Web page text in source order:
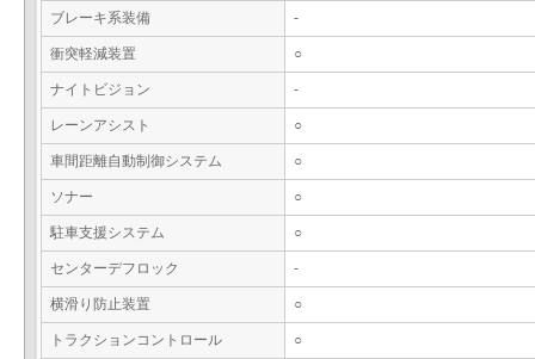
ブレーキ系装備 -
衝突軽減装置 ○
ナイトビジョン -
レーンアシスト ○
車間距離自動制御システム ○
ソナー ○
駐車支援システム ○
センターデフロック -
横滑り防止装置 ○
トラクションコントロール ○